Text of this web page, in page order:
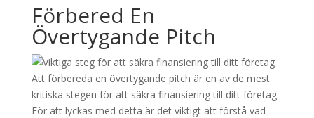
Förbered En
Övertygande Pitch
Att förbereda en övertygande pitch är en av de mest
kritiska stegen för att säkra finansiering till ditt företag.
För att lyckas med detta är det viktigt att förstå vad